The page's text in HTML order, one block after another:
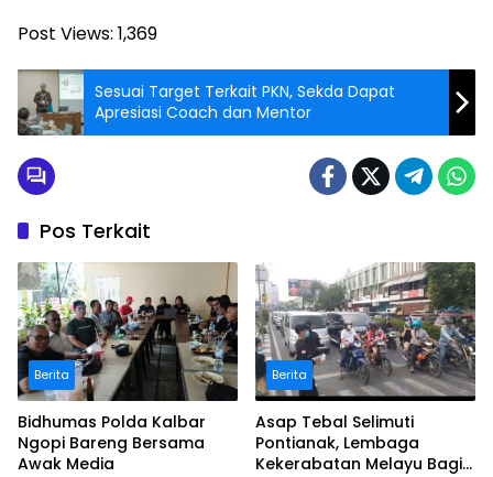
Post Views: 1,369
Sesuai Target Terkait PKN, Sekda Dapat
Apresiasi Coach dan Mentor
Pos Terkait
Berita
Bidhumas Polda Kalbar
Ngopi Bareng Bersama
Awak Media
Berita
Asap Tebal Selimuti
Pontianak, Lembaga
Kekerabatan Melayu Bagi